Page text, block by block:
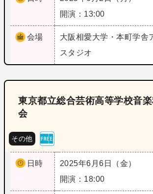
開演：13:00
会場 大阪相愛大学・本町学舎
スタジオ
東京都立総合芸術高等学校音
会
その他
日時
2025年6月6日（金）
開演：18:00